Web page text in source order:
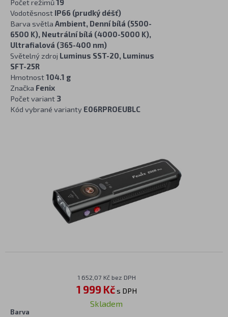
Počet režimů19
Vodotěsnost IP66 (prudký déšť)
Barva světla Ambient, Denní bílá (5500-
6500 K), Neutrální bílá (4000-5000 K),
Ultrafialová (365-400 nm)
Světelný zdroj Luminus SST-20, Luminus
SFT-25R
Hmotnost104.1 g
Značka Fenix
Počet variant 3
Kód vybrané varianty E06RPROEUBLC
1 652,07 Kč bez DPH
1 999 Kčs DPH
Skladem
Barva